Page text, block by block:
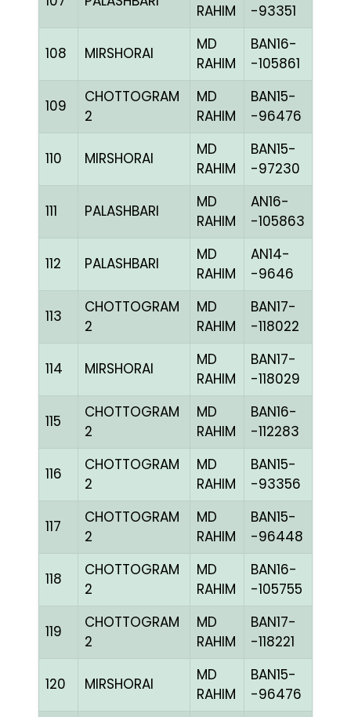
RAHIM
-93351
108 MIRSHORAI
MD
RAHIM
BAN16-
-105861
109
CHOTTOGRAM
2
MD
RAHIM
BAN15-
-96476
110 MIRSHORAI
MD
RAHIM
BAN15-
-97230
111 PALASHBARI
MD
RAHIM
AN16-
-105863
112 PALASHBARI
MD
RAHIM
AN14-
-9646
113
CHOTTOGRAM
2
MD
RAHIM
BAN17-
-118022
114 MIRSHORAI
MD
RAHIM
BAN17-
-118029
115
CHOTTOGRAM
2
MD
RAHIM
BAN16-
-112283
116
CHOTTOGRAM
2
MD
RAHIM
BAN15-
-93356
117
CHOTTOGRAM
2
MD
RAHIM
BAN15-
-96448
118
CHOTTOGRAM
2
MD
RAHIM
BAN16-
-105755
119
CHOTTOGRAM
2
MD
RAHIM
BAN17-
-118221
120 MIRSHORAI
MD
RAHIM
BAN15-
-96476